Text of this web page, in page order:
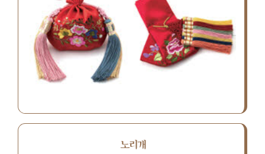
노리개